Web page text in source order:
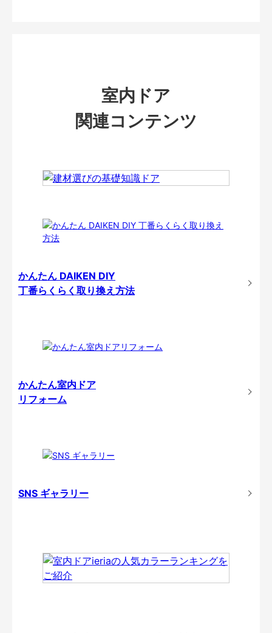
室内ドア
関連コンテンツ
かんたん DAIKEN DIY
丁番らくらく取り換え方法
かんたん室内ドア
リフォーム
SNS ギャラリー